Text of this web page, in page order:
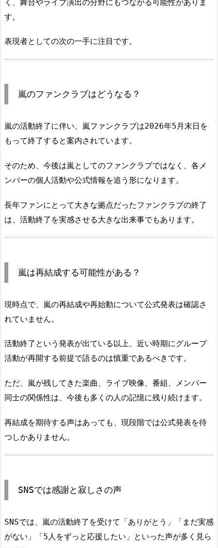
く、舞台やライブ演出の分野にもつながる可能性がありま
す。
表現者としての次の一手に注目です。
嵐のファンクラブはどうなる？
嵐の活動終了に伴い、嵐ファンクラブは2026年5月末日を
もって終了すると案内されています。
そのため、今後は嵐としてのファンクラブではなく、各メ
ンバーの個人活動や公式情報を追う形になります。
長年ファンにとって大きな拠点だったファンクラブの終了
は、活動終了を実感させる大きな出来事でもあります。
嵐は再結成する可能性がある？
現時点で、嵐の再結成や再始動について公式発表は確認さ
れていません。
活動終了という発表が出ている以上、近い時期にグループ
活動が再開する前提で語るのは慎重であるべきです。
ただ、嵐が残してきた楽曲、ライブ映像、番組、メンバー
同士の関係性は、今後も多くの人の記憶に残り続けます。
再結成を期待する声はあっても、現段階では公式発表を待
つしかありません。
SNSでは感謝と寂しさの声
SNSでは、嵐の活動終了を受けて「ありがとう」「まだ実感
がない」「5人をずっと応援したい」といった声が多く見ら